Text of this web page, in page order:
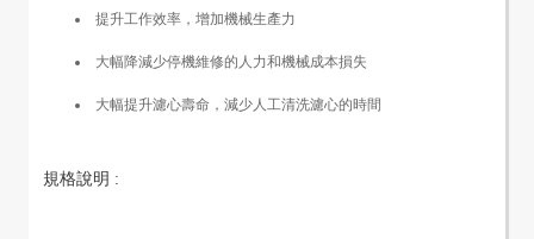
提升工作效率，增加機械生產力
大幅降減少停機維修的人力和機械成本損失
大幅提升濾心壽命，減少人工清洗濾心的時間
規格說明 :